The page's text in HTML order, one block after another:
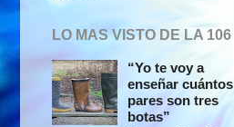
LO MAS VISTO DE LA 106
“Yo te voy a
enseñar cuántos
pares son tres
botas”